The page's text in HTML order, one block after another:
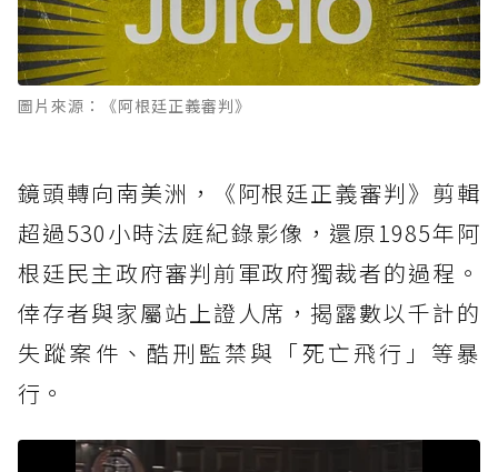
圖片來源：《阿根廷正義審判》
鏡頭轉向南美洲，《阿根廷正義審判》剪輯
超過530小時法庭紀錄影像，還原1985年阿
根廷民主政府審判前軍政府獨裁者的過程。
倖存者與家屬站上證人席，揭露數以千計的
失蹤案件、酷刑監禁與「死亡飛行」等暴
行。